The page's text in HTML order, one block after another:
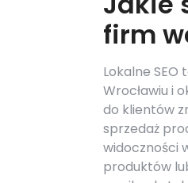
firm
Lokalne
Wrocławiu i
do klientów
sprzedaż
widoczności
produktów